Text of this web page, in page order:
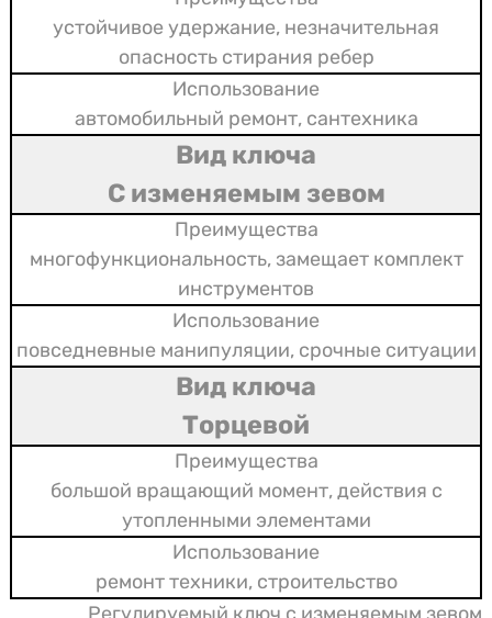
устойчивое удержание, незначительная
опасность стирания ребер
автомобильный ремонт, сантехника
С изменяемым зевом
многофункциональность, замещает комплект
инструментов
повседневные манипуляции, срочные ситуации
Торцевой
большой вращающий момент, действия с
утопленными элементами
ремонт техники, строительство